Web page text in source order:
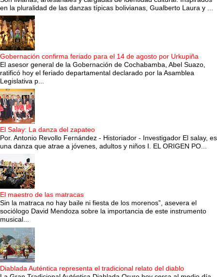
en la pluralidad de las danzas típicas bolivianas, Gualberto Laura y ...
Gobernación confirma feriado para el 14 de agosto por Urkupiña
El asesor general de la Gobernación de Cochabamba, Abel Suazo,
ratificó hoy el feriado departamental declarado por la Asamblea
Legislativa p...
El Salay: La danza del zapateo
Por. Antonio Revollo Fernández - Historiador - Investigador El salay, es
una danza que atrae a jóvenes, adultos y niños I. EL ORIGEN PO...
El maestro de las matracas
Sin la matraca no hay baile ni fiesta de los morenos”, asevera el
sociólogo David Mendoza sobre la importancia de este instrumento
musical...
Diablada Auténtica representa el tradicional relato del diablo